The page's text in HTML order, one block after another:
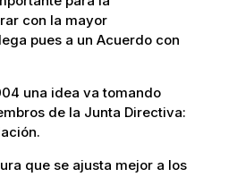
con la mayor
pues a un Acuerdo con
una idea va tomando
de la Junta Directiva:
que se ajusta mejor a los